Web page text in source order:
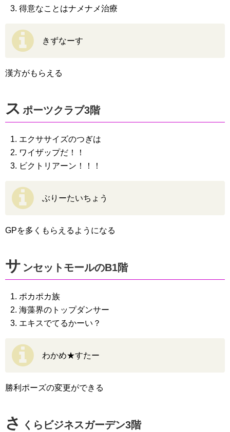
得意なことはナメナメ治療
きずなーす
漢方がもらえる
ス ポーツクラブ3階
エクササイズのつぎは
ワイザップだ！！
ビクトリアーン！！！
ぶりーたいちょう
GPを多くもらえるようになる
サ ンセットモールのB1階
ポカポカ族
海藻界のトップダンサー
エキスでてるかーい？
わかめ★すたー
勝利ポーズの変更ができる
さ くらビジネスガーデン3階